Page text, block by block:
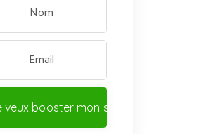
veux booster mon site !